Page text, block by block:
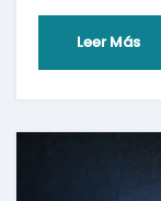
Leer Más